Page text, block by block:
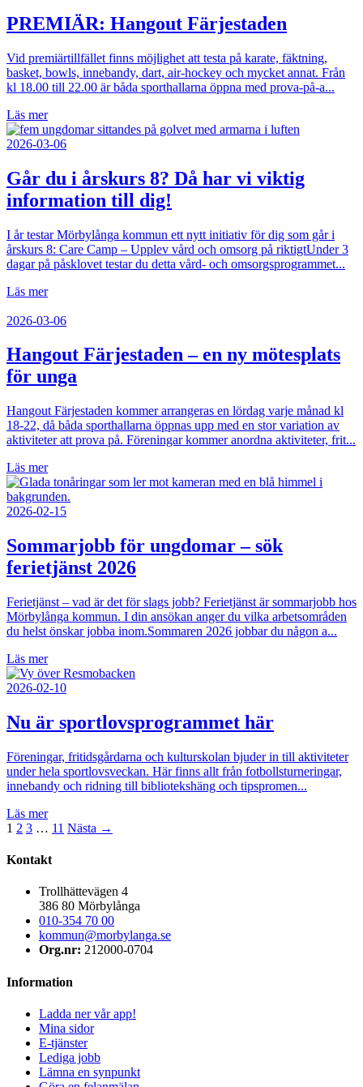
PREMIÄR: Hangout Färjestaden
Vid premiärtillfället finns möjlighet att testa på karate, fäktning,
basket, bowls, innebandy, dart, air-hockey och mycket annat. Från
kl 18.00 till 22.00 är båda sporthallarna öppna med prova-på-a...
Läs mer
2026-03-06
Går du i årskurs 8? Då har vi viktig
information till dig!
I år testar Mörbylånga kommun ett nytt initiativ för dig som går i
årskurs 8: Care Camp – Upplev vård och omsorg på riktigtUnder 3
dagar på påsklovet testar du detta vård- och omsorgsprogrammet...
Läs mer
2026-03-06
Hangout Färjestaden – en ny mötesplats
för unga
Hangout Färjestaden kommer arrangeras en lördag varje månad kl
18-22, då båda sporthallarna öppnas upp med en stor variation av
aktiviteter att prova på. Föreningar kommer anordna aktiviteter, frit...
Läs mer
2026-02-15
Sommarjobb för ungdomar – sök
ferietjänst 2026
Ferietjänst – vad är det för slags jobb? Ferietjänst är sommarjobb hos
Mörbylånga kommun. I din ansökan anger du vilka arbetsområden
du helst önskar jobba inom.Sommaren 2026 jobbar du någon a...
Läs mer
2026-02-10
Nu är sportlovsprogrammet här
Föreningar, fritidsgårdarna och kulturskolan bjuder in till aktiviteter
under hela sportlovsveckan. Här finns allt från fotbollsturneringar,
innebandy och ridning till bibliotekshäng och tipspromen...
Läs mer
1 2 3 … 11 Nästa →
Kontakt
Trollhättevägen 4
386 80 Mörbylånga
010-354 70 00
kommun@morbylanga.se
Org.nr: 212000-0704
Information
Ladda ner vår app!
Mina sidor
E-tjänster
Lediga jobb
Lämna en synpunkt